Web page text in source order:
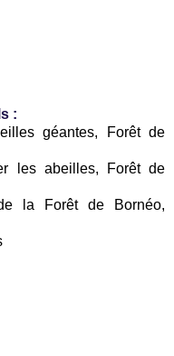
:
géantes, Forêt de
les abeilles, Forêt de
la Forêt de Bornéo,